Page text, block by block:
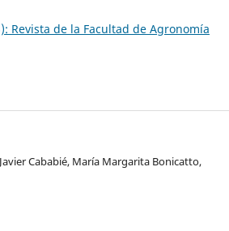
Revista de la Facultad de Agronomía
Cababié, María Margarita Bonicatto,